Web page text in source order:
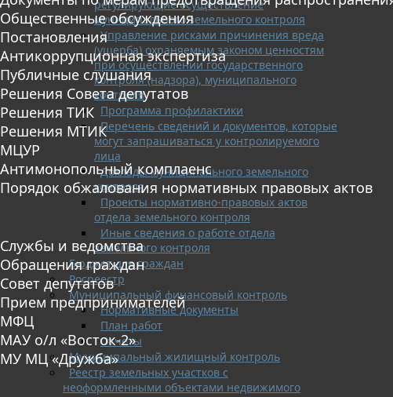
регулирующие осуществление
муниципального земельного контроля
Управление рисками причинения вреда
(ущерба) охраняемым законом ценностям
при осуществлении государственного
контроля (надзора), муниципального
контроля
Программа профилактики
Перечень сведений и документов, которые
могут запрашиваться у контролируемого
лица
Доклады муниципального земельного
контроля
Проекты нормативно-правовых актов
отдела земельного контроля
Иные сведения о работе отдела
земельного контроля
Бюджет для граждан
Росреестр
Муниципальный финансовый контроль
Нормативные документы
План работ
Отчеты
Муниципальный жилищный контроль
Реестр земельных участков с
неоформленными объектами недвижимого
Общественные обсуждения
Постановления
Антикоррупционная экспертиза
Публичные слушания
Решения Совета депутатов
Решения ТИК
Решения МТИК
МЦУР
Антимонопольный комплаенс
Порядок обжалования нормативных правовых актов
Службы и ведомства
Обращения граждан
Совет депутатов
Прием предпринимателей
МФЦ
МАУ о/л «Восток-2»
МУ МЦ «Дружба»